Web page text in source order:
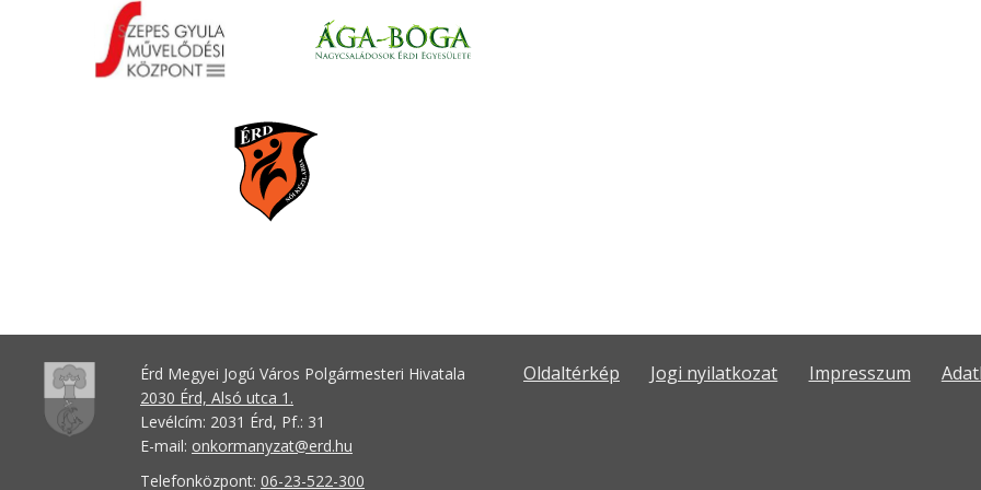
Érd Megyei Jogú Város Polgármesteri Hivatala
2030 Érd, Alsó utca 1.
Levélcím: 2031 Érd, Pf.: 31
E-mail: onkormanyzat@erd.hu
Telefonközpont: 06-23-522-300
Oldaltérkép Jogi nyilatkozat Impresszum